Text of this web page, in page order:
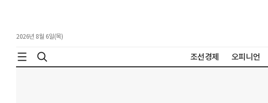
2026년 8월 6일(목)
조선경제 오피니언